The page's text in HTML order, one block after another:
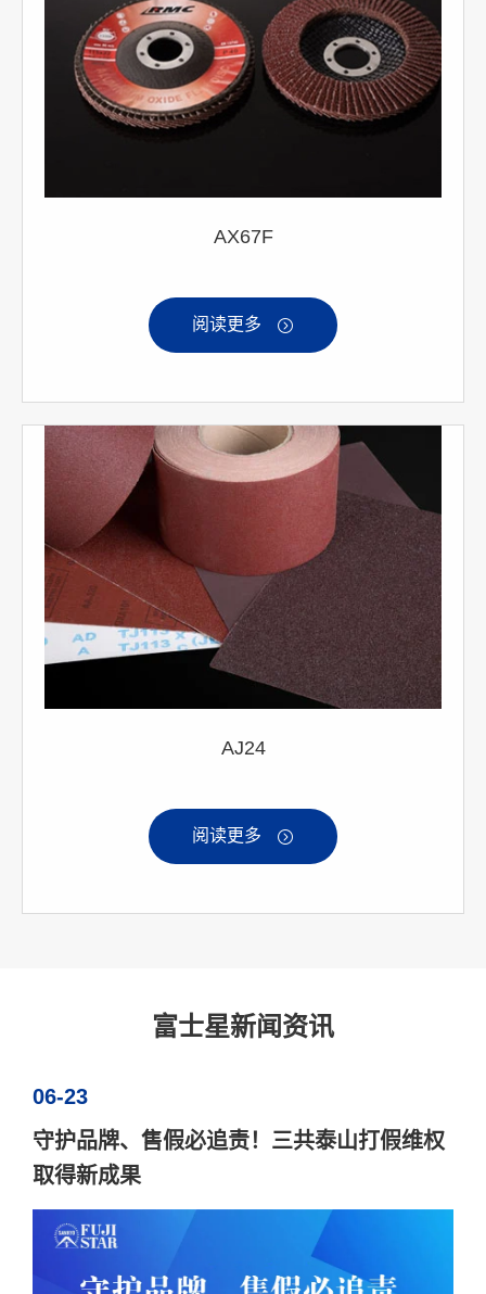
AX67F
阅读更多 
AJ24
阅读更多 
富士星新闻资讯
06-23
守护品牌、售假必追责！三共泰山打假维权
取得新成果